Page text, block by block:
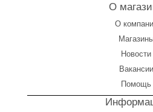
О
О
Новости
Вакансии
Помощь